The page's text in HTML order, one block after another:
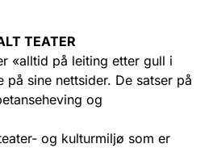
TEATER
«alltid på leiting etter gull i
sine nettsider. De satser på
og
og kulturmiljø som er